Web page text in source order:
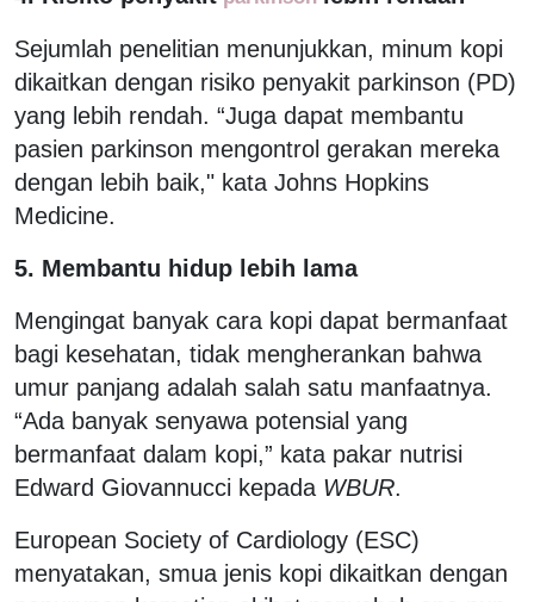
Sejumlah penelitian menunjukkan, minum kopi
dikaitkan dengan risiko penyakit parkinson (PD)
yang lebih rendah. “Juga dapat membantu
pasien parkinson mengontrol gerakan mereka
dengan lebih baik," kata Johns Hopkins
Medicine.
5. Membantu hidup lebih lama
Mengingat banyak cara kopi dapat bermanfaat
bagi kesehatan, tidak mengherankan bahwa
umur panjang adalah salah satu manfaatnya.
“Ada banyak senyawa potensial yang
bermanfaat dalam kopi,” kata pakar nutrisi
Edward Giovannucci kepada WBUR.
European Society of Cardiology (ESC)
menyatakan, smua jenis kopi dikaitkan dengan